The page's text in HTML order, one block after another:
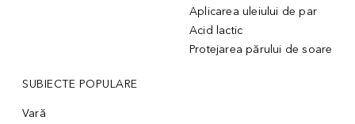
Aplicarea uleiului de par
Acid lactic
Protejarea părului de soare
SUBIECTE POPULARE
Vară